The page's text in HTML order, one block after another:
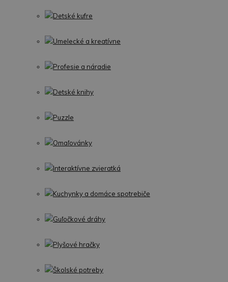
Detské kufre
Umelecké a kreatívne
Profesie a náradie
Detské knihy
Puzzle
Omaľovánky
Interaktívne zvieratká
Kuchynky a domáce spotrebiče
Guľočkové dráhy
Plyšové hračky
Školské potreby